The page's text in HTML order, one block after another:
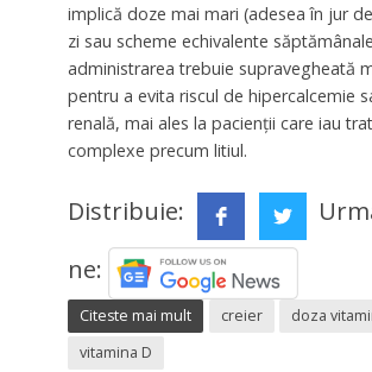
implică doze mai mari (adesea în jur
zi sau scheme echivalente
administrarea trebuie supravegheată
pentru a evita riscul de hipercalcemie
renală, mai ales la pacienții care iau
complexe precum litiul.
Distribuie:
ne:
Citeste mai mult creier
doza
vitamina D